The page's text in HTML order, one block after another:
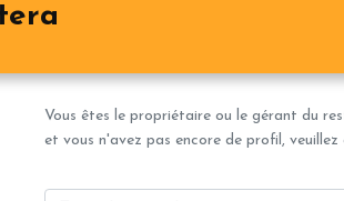
Vous êtes le propriétaire ou le gérant du
et vous n'avez pas encore de profil,